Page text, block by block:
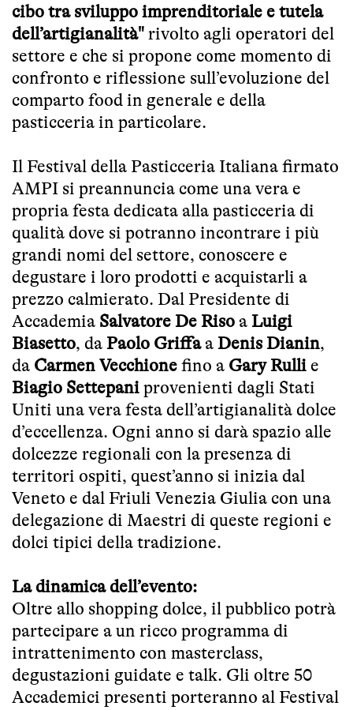
cibo tra sviluppo imprenditoriale e tutela
dell’artigianalità" rivolto agli operatori del
settore e che si propone come momento di
confronto e riflessione sull’evoluzione del
comparto food in generale e della
pasticceria in particolare.
Il Festival della Pasticceria Italiana firmato
AMPI si preannuncia come una vera e
propria festa dedicata alla pasticceria di
qualità dove si potranno incontrare i più
grandi nomi del settore, conoscere e
degustare i loro prodotti e acquistarli a
prezzo calmierato. Dal Presidente di
Accademia Salvatore De Riso a Luigi
Biasetto, da Paolo Griffaa Denis Dianin,
da Carmen Vecchione fino a Gary Rulli e
Biagio Settepani provenienti dagli Stati
Uniti una vera festa dell’artigianalità dolce
d’eccellenza. Ogni anno si darà spazio alle
dolcezze regionali con la presenza di
territori ospiti, quest’anno si inizia dal
Veneto e dal Friuli Venezia Giulia con una
delegazione di Maestri di queste regioni e
dolci tipici della tradizione.
La dinamica dell’evento:
Oltre allo shopping dolce, il pubblico potrà
partecipare a un ricco programma di
intrattenimento con masterclass,
degustazioni guidate e talk. Gli oltre 50
Accademici presenti porteranno al Festival